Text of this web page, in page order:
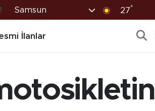
Samsun 27°
İlanlar